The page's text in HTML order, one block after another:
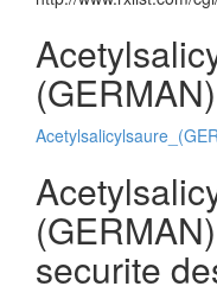
securite